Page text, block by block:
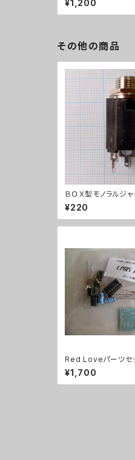
¥1,200
その他の商品
ＢＯＸ型モノラルジ
¥220
Red Loveパーツセ
¥1,700